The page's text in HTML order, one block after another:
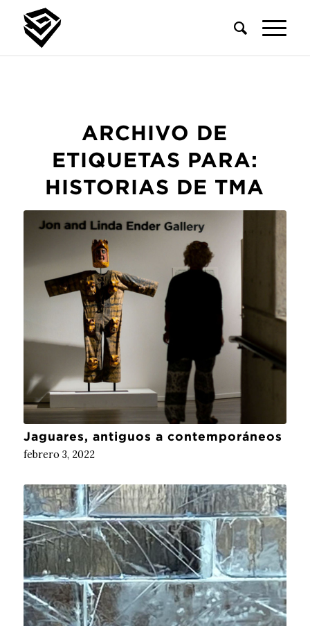
ARCHIVO DE
ETIQUETAS PARA:
HISTORIAS DE TMA
Jaguares, antiguos a contemporáneos
febrero 3, 2022